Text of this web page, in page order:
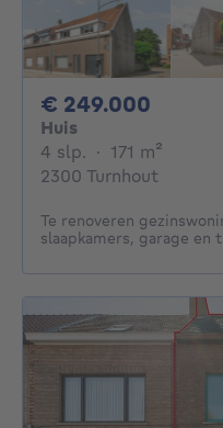
€ 249.000
Huis
4 slp. 4 slaapkamers
· 171 m²
2300 Turnhout
Te renoveren
slaapkamers, garage en